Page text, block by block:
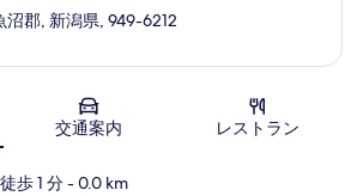
地図
郡, 新潟県, 949-6212
交通案内 レストラン
歩 1 分- 0.0 km